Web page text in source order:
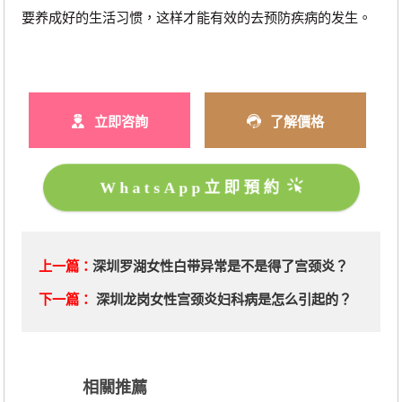
要养成好的生活习惯，这样才能有效的去预防疾病的发生。
立即咨詢 了解價格
WhatsApp立即預約
上一篇： 深圳罗湖女性白带异常是不是得了宫颈炎？
下一篇： 深圳龙岗女性宫颈炎妇科病是怎么引起的？
相關推薦